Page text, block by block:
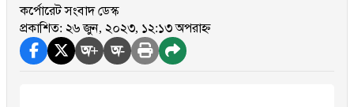
কর্পোরেট সংবাদ ডেস্ক
প্রকাশিত: ২৬ জুন, ২০২৩, ১২:১৩ অপরাহ্ন
অ+ অ-